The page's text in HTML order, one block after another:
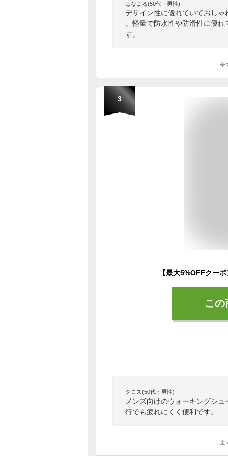
はなまる(50代・男性)
デザイン性に優れていておし
。軽量で防水性や防滑性に優
す。
全
3
こ
クロス(50代・男性)
メンズ向けのウォーキングシ
行でも疲れにくく便利です。
全